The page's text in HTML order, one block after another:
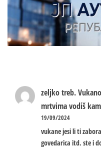
zeljko treb.
mrtvima vodiš
19/09/2024
vukane jesi li ti
govedarica itd. ste i